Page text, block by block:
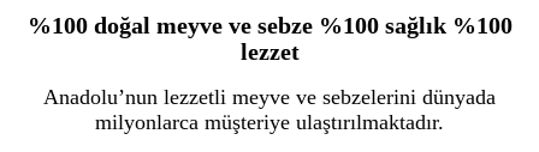
%100 doğal meyve ve sebze %100 sağlık %100
lezzet
Anadolu’nun lezzetli meyve ve sebzelerini dünyada
milyonlarca müşteriye ulaştırılmaktadır.